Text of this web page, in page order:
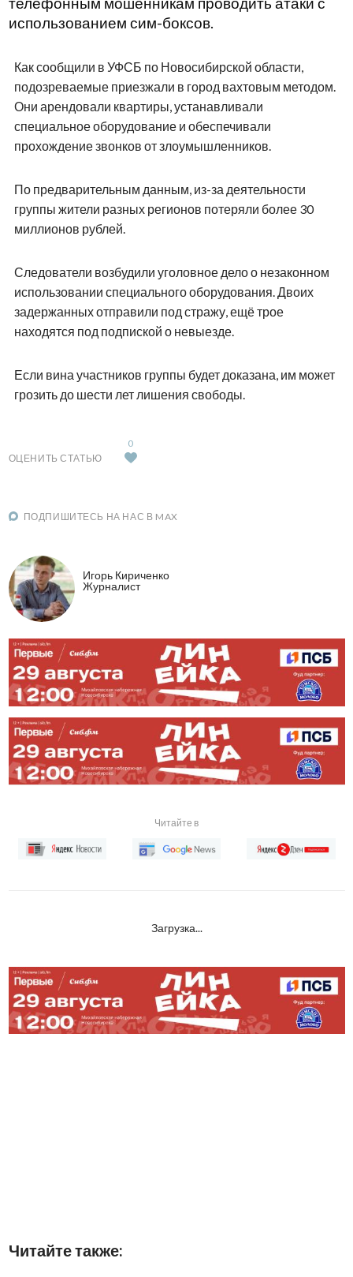
использованием сим-боксов.
Как сообщили в УФСБ по Новосибирской области,
подозреваемые приезжали в город вахтовым методом.
Они арендовали квартиры, устанавливали
специальное оборудование и обеспечивали
прохождение звонков от злоумышленников.
По предварительным данным, из-за деятельности
группы жители разных регионов потеряли более 30
миллионов рублей.
Следователи возбудили уголовное дело о незаконном
использовании специального оборудования. Двоих
задержанных отправили под стражу, ещё трое
находятся под подпиской о невыезде.
Если вина участников группы будет доказана, им может
грозить до шести лет лишения свободы.
ОЦЕНИТЬ СТАТЬЮ
0
ПОДПИШИТЕСЬ НА НАС В MAX
Игорь Кириченко
Журналист
Читайте в
Загрузка...
Читайте также: